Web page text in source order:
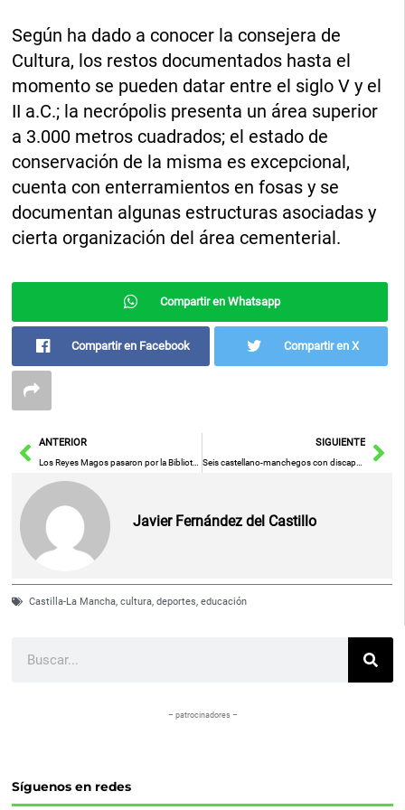
Según ha dado a conocer la consejera de
Cultura, los restos documentados hasta el
momento se pueden datar entre el siglo V y el
II a.C.; la necrópolis presenta un área superior
a 3.000 metros cuadrados; el estado de
conservación de la misma es excepcional,
cuenta con enterramientos en fosas y se
documentan algunas estructuras asociadas y
cierta organización del área cementerial.
Compartir en Whatsapp
Compartir en Facebook Compartir en X
AntANTERIOR
Los Reyes Magos pasaron por la Biblioteca de Toledo
SIGUIENTE
Seis castellano-manchegos con discapacidad se forman en Ciberseguridad, Animación 3D, Big Data, Inteligencia Artificial y Biomedicina
Javier Fernández del Castillo
Castilla-La Mancha,cultura,deportes,educación
– patrocinadores –
Síguenos en redes